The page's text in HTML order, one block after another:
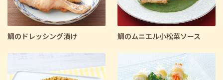
鯛のドレッシング漬け 鯛のムニエル小松菜ソース